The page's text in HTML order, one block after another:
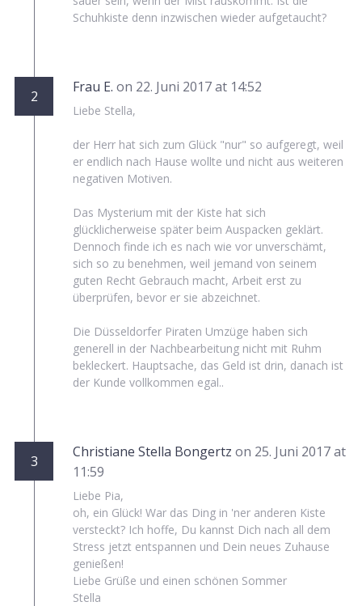
Schuhkiste denn inzwischen wieder aufgetaucht?
2
Frau E. on 22. Juni 2017 at 14:52
Liebe Stella,
der Herr hat sich zum Glück "nur" so aufgeregt, weil
er endlich nach Hause wollte und nicht aus weiteren
negativen Motiven.
Das Mysterium mit der Kiste hat sich
glücklicherweise später beim Auspacken geklärt.
Dennoch finde ich es nach wie vor unverschämt,
sich so zu benehmen, weil jemand von seinem
guten Recht Gebrauch macht, Arbeit erst zu
überprüfen, bevor er sie abzeichnet.
Die Düsseldorfer Piraten Umzüge haben sich
generell in der Nachbearbeitung nicht mit Ruhm
bekleckert. Hauptsache, das Geld ist drin, danach ist
der Kunde vollkommen egal..
3
Christiane Stella Bongertz on 25. Juni 2017 at
11:59
Liebe Pia,
oh, ein Glück! War das Ding in 'ner anderen Kiste
versteckt? Ich hoffe, Du kannst Dich nach all dem
Stress jetzt entspannen und Dein neues Zuhause
genießen!
Liebe Grüße und einen schönen Sommer
Stella